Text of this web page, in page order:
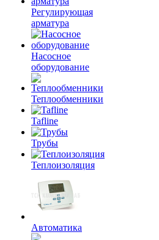
Регулирующая
арматура
Насосное
оборудование
Теплообменники
Tafline
Трубы
Теплоизоляция
Автоматика